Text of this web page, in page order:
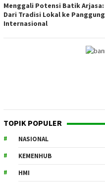
Menggali Potensi Batik Arjasa:
Dari Tradisi Lokal ke Panggung
Internasional
TOPIK POPULER
NASIONAL
KEMENHUB
HMI